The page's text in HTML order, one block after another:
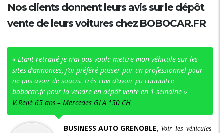
Nos clients donnent leurs avis sur le dépôt
vente de leurs voitures chez BOBOCAR.FR
« Etant retraité je n’ai pas voulu mettre mon véhicule sur les
sites d’annonces, j’ai préféré passer par un professionnel pour
ne pas avoir de soucis. Très ravi d’avoir pu connaître
bobocar.fr pour la vendre en dépôt vente en 1 semaine »
V.René 65 ans – Mercedes GLA 150 CH
BUSINESS AUTO GRENOBLE, Voir les véhicules